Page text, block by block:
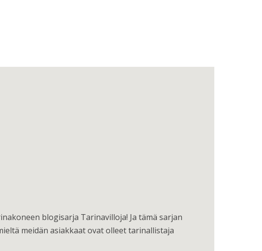
blogisarja Tarinavilloja! Ja tämä sarjan
meidän asiakkaat ovat olleet tarinallistaja